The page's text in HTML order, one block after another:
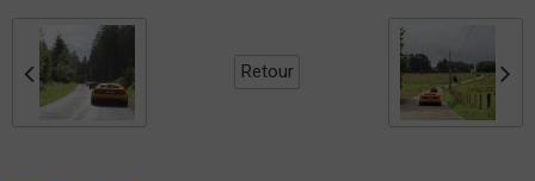
Retour